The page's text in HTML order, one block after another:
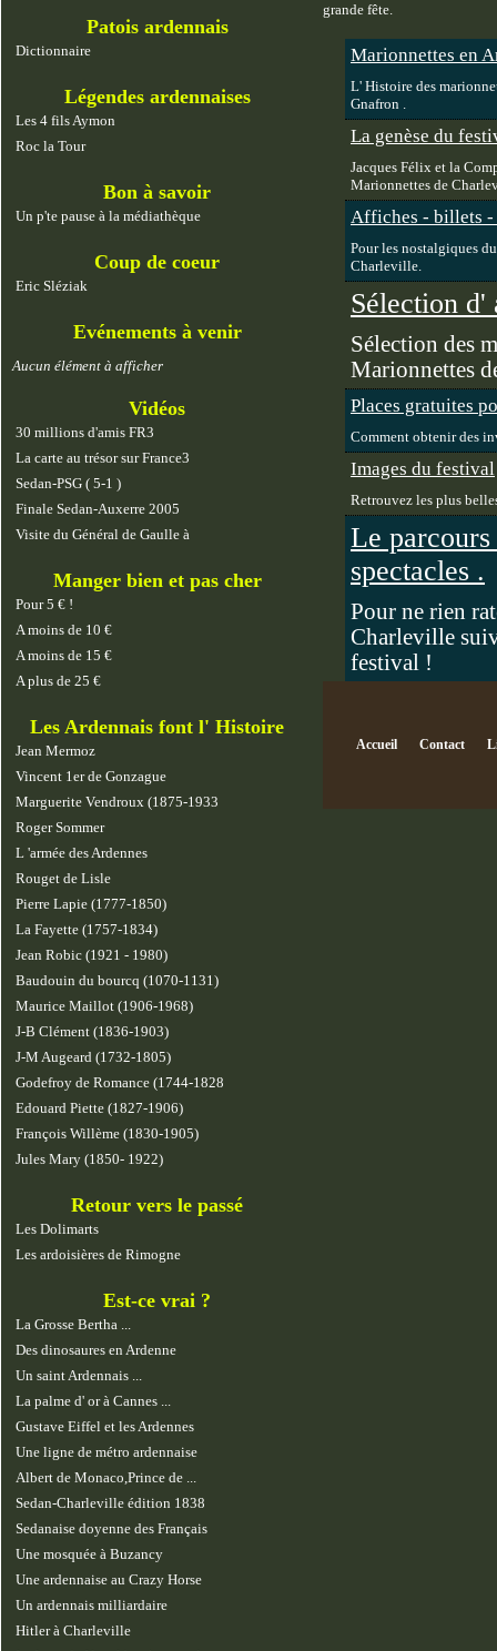
Patois ardennais
Dictionnaire
Légendes ardennaises
Les 4 fils Aymon
Roc la Tour
Bon à savoir
Un p'te pause à la médiathèque
Coup de coeur
Eric Sléziak
Evénements à venir
Aucun élément à afficher
Vidéos
30 millions d'amis FR3
La carte au trésor sur France3
Sedan-PSG ( 5-1 )
Finale Sedan-Auxerre 2005
Visite du Général de Gaulle à
Manger bien et pas cher
Pour 5 € !
A moins de 10 €
A moins de 15 €
A plus de 25 €
Les Ardennais font l' Histoire
Jean Mermoz
Vincent 1er de Gonzague
Marguerite Vendroux (1875-1933
Roger Sommer
L 'armée des Ardennes
Rouget de Lisle
Pierre Lapie (1777-1850)
La Fayette (1757-1834)
Jean Robic (1921 - 1980)
Baudouin du bourcq (1070-1131)
Maurice Maillot (1906-1968)
J-B Clément (1836-1903)
J-M Augeard (1732-1805)
Godefroy de Romance (1744-1828
Edouard Piette (1827-1906)
François Willème (1830-1905)
Jules Mary (1850- 1922)
Retour vers le passé
Les Dolimarts
Les ardoisières de Rimogne
Est-ce vrai ?
La Grosse Bertha ...
Des dinosaures en Ardenne
Un saint Ardennais ...
La palme d' or à Cannes ...
Gustave Eiffel et les Ardennes
Une ligne de métro ardennaise
Albert de Monaco,Prince de ...
Sedan-Charleville édition 1838
Sedanaise doyenne des Français
Une mosquée à Buzancy
Une ardennaise au Crazy Horse
Un ardennais milliardaire
Hitler à Charleville
grande fête.
Marionnettes en
L' Histoire des
Gnafron .
La genèse du
Jacques Félix et la
Marionnettes de
Affiches - billets -
Pour les nostalgiques
Charleville.
Sélection d'
Sélection des
Marionnettes
Places gratuites
Comment obtenir des
Images du festival
Retrouvez les plus
Le
spectacles .
Pour ne rien
Charleville
festival !
Accueil Contact